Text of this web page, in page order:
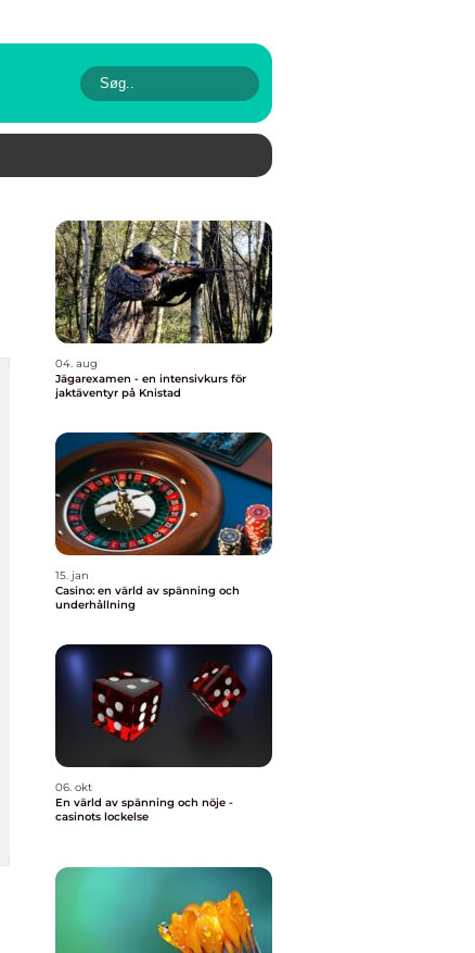
04. aug
Jägarexamen - en intensivkurs för
jaktäventyr på Knistad
15. jan
Casino: en värld av spänning och
underhållning
06. okt
En värld av spänning och nöje -
casinots lockelse